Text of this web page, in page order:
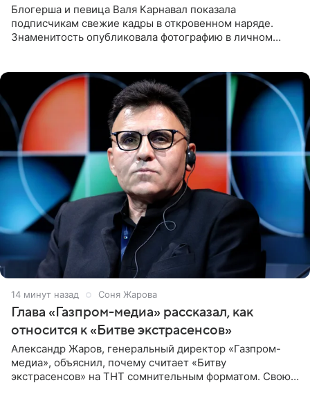
Блогерша и певица Валя Карнавал показала
подписчикам свежие кадры в откровенном наряде.
Знаменитость опубликовала фотографию в личном
14 минут назад Соня Жарова
Глава «Газпром-медиа» рассказал, как
относится к «Битве экстрасенсов»
Александр Жаров, генеральный директор «Газпром-
медиа», объяснил, почему считает «Битву
экстрасенсов» на ТНТ сомнительным форматом. Свою